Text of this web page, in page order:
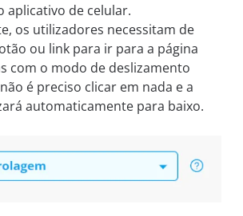
aplicativo de celular.
os utilizadores necessitam de
ou link para ir para a página
com o modo de deslizamento
é preciso clicar em nada e a
automaticamente para baixo.